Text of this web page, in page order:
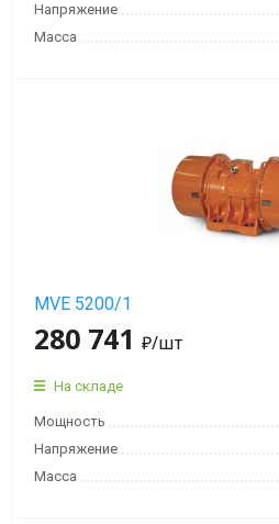
Напряжение
Масса
MVE 5200/1
280 741 ₽/шт
На складе
Мощность
Напряжение
Масса